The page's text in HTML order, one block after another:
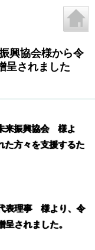
興協会様から令
呈されました
来振興協会 様よ
た方々を支援するた
表理事 様より、令
されました。